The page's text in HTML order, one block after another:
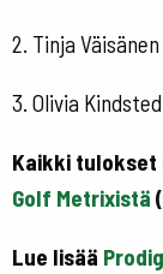
2. Tinja
3. Olivia
Kaikki tulokset
Golf Metrixistä (
Lue lisää